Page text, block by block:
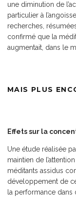
une diminution de
particulier à
recherches,
confirmé que la
augmentait, dans le
MAIS PLUS
Effets sur la
Une étude réalisée
maintien de
méditants assidus
développement de
la performance